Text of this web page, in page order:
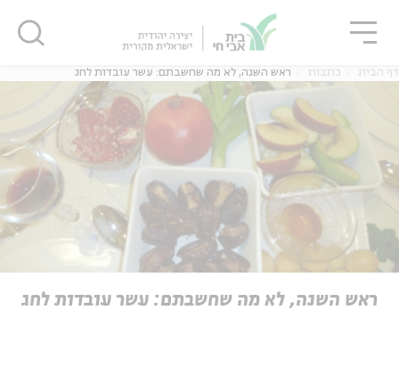
אנגלית נוער
אנגלית
דף הבית כתבות ראש השנה, לא מה שחשבתם: עשר עובדות לחג
ראש השנה, לא מה שחשבתם: עשר עובדות לחג
סגור